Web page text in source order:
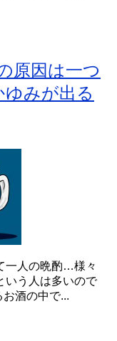
原因は一つ
みが出る
一人の晩酌…様々
いう人は多いので
酒の中で...